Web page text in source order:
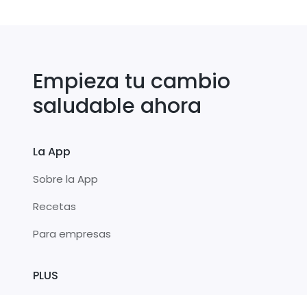
Empieza tu cambio
saludable ahora
La App
Sobre la App
Recetas
Para empresas
PLUS